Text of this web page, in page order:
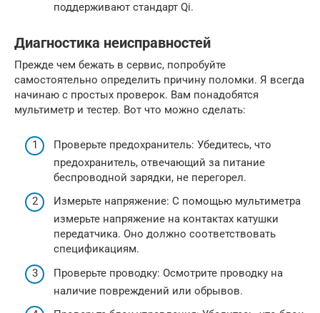
поддерживают стандарт Qi.
Диагностика неисправностей
Прежде чем бежать в сервис, попробуйте
самостоятельно определить причину поломки. Я всегда
начинаю с простых проверок. Вам понадобятся
мультиметр и тестер. Вот что можно сделать:
Проверьте предохранитель: Убедитесь, что
предохранитель, отвечающий за питание
беспроводной зарядки, не перегорел.
Измерьте напряжение: С помощью мультиметра
измерьте напряжение на контактах катушки
передатчика. Оно должно соответствовать
спецификациям.
Проверьте проводку: Осмотрите проводку на
наличие повреждений или обрывов.